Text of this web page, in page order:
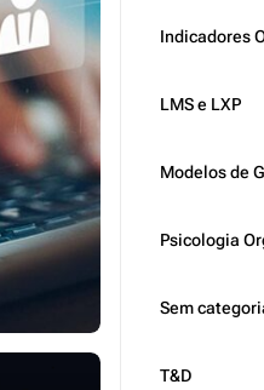
Indicadores
LMS e LXP
Modelos de
Psicologia
Sem
T&D